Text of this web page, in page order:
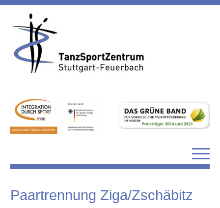
Paartrennung Ziga/Zschäbitz